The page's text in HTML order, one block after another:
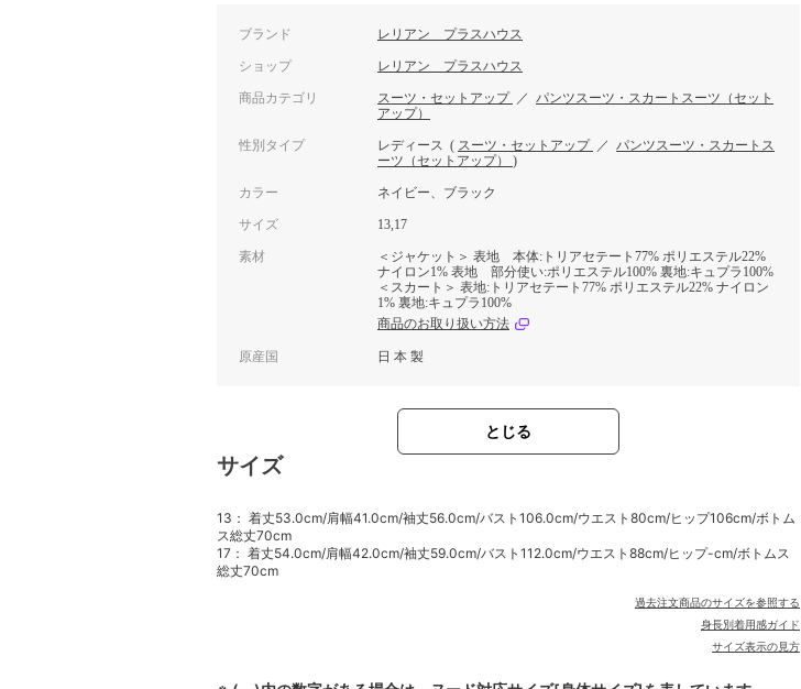
ブランド レリアン プラスハウス
ショップ レリアン プラスハウス
商品カテゴリ スーツ・セットアップ ／ パンツスーツ・スカートスーツ（セット
アップ）
性別タイプ レディース ( スーツ・セットアップ ／ パンツスーツ・スカートス
ーツ（セットアップ）
)
カラー ネイビー、ブラック
サイズ 13,17
素材
＜ジャケット＞ 表地 本体:トリアセテート77% ポリエステル22%
ナイロン1% 表地 部分使い:ポリエステル100% 裏地:キュプラ100%
＜スカート＞ 表地:トリアセテート77% ポリエステル22% ナイロン
1% 裏地:キュプラ100%
商品のお取り扱い方法
原産国 日 本 製
とじる
サイズ
13： 着丈53.0cm/肩幅41.0cm/袖丈56.0cm/バスト106.0cm/ウエスト80cm/ヒップ106cm/ボトム
ス総丈70cm
17： 着丈54.0cm/肩幅42.0cm/袖丈59.0cm/バスト112.0cm/ウエスト88cm/ヒップ-cm/ボトムス
総丈70cm
過去注文商品のサイズを参照する
身長別着用感ガイド
サイズ表示の見方